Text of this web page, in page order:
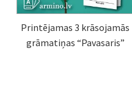
Printējamas 3 krāsojamās
grāmatiņas “Pavasaris”